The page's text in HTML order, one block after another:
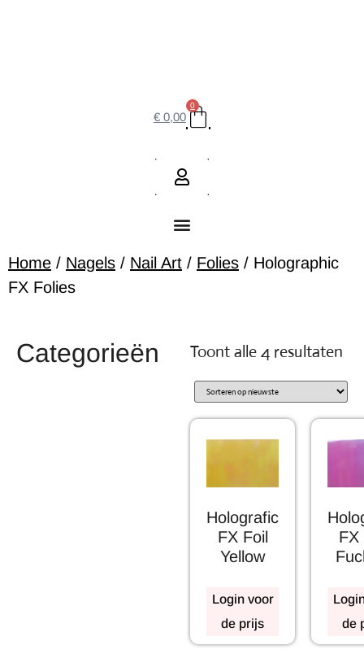
€ 0,00
0
Home / Nagels / Nail Art / Folies / Holographic
FX Folies
Categorieën Toont alle 4 resultaten
Holografic
FX Foil
Yellow
Login voor
de prijs
FX
de